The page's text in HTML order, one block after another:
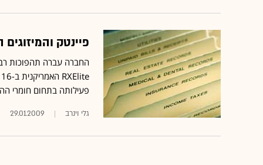
פיינטק
RXElite האמריקנית ב-16 מ' ד'
פעילותה בתחום חומרי
גלי וינרב 29.01.2009